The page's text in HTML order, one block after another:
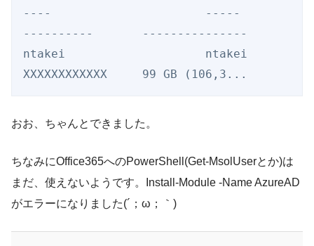
----                      -----
----------       ---------------
ntakei                    ntakei
おお、ちゃんとできました。
ちなみにOffice365へのPowerShell(Get-MsolUserとか)は
まだ、使えないようです。Install-Module -Name AzureAD
がエラーになりました(´；ω；｀)